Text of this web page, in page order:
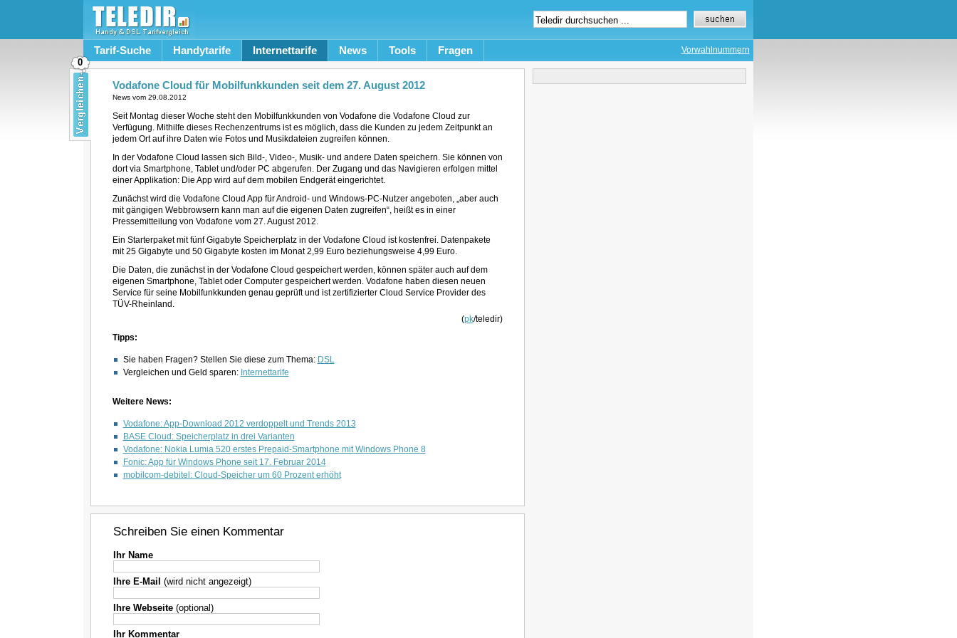
Tarif-Suche Handytarife Internettarife News Tools Fragen Vorwahlnummern
Vodafone Cloud für Mobilfunkkunden seit dem 27. August 2012
News vom 29.08.2012
Seit Montag dieser Woche steht den Mobilfunkkunden von Vodafone die Vodafone Cloud zur
Verfügung. Mithilfe dieses Rechenzentrums ist es möglich, dass die Kunden zu jedem Zeitpunkt an
jedem Ort auf ihre Daten wie Fotos und Musikdateien zugreifen können.
In der Vodafone Cloud lassen sich Bild-, Video-, Musik- und andere Daten speichern. Sie können von
dort via Smartphone, Tablet und/oder PC abgerufen. Der Zugang und das Navigieren erfolgen mittel
einer Applikation: Die App wird auf dem mobilen Endgerät eingerichtet.
Zunächst wird die Vodafone Cloud App für Android- und Windows-PC-Nutzer angeboten, „aber auch
mit gängigen Webbrowsern kann man auf die eigenen Daten zugreifen“, heißt es in einer
Pressemitteilung von Vodafone vom 27. August 2012.
Ein Starterpaket mit fünf Gigabyte Speicherplatz in der Vodafone Cloud ist kostenfrei. Datenpakete
mit 25 Gigabyte und 50 Gigabyte kosten im Monat 2,99 Euro beziehungsweise 4,99 Euro.
Die Daten, die zunächst in der Vodafone Cloud gespeichert werden, können später auch auf dem
eigenen Smartphone, Tablet oder Computer gespeichert werden. Vodafone haben diesen neuen
Service für seine Mobilfunkkunden genau geprüft und ist zertifizierter Cloud Service Provider des
TÜV-Rheinland.
(pk/teledir)
Tipps:
Sie haben Fragen? Stellen Sie diese zum Thema: DSL
Vergleichen und Geld sparen: Internettarife
Weitere News:
Vodafone: App-Download 2012 verdoppelt und Trends 2013
BASE Cloud: Speicherplatz in drei Varianten
Vodafone: Nokia Lumia 520 erstes Prepaid-Smartphone mit Windows Phone 8
Fonic: App für Windows Phone seit 17. Februar 2014
mobilcom-debitel: Cloud-Speicher um 60 Prozent erhöht
Schreiben Sie einen Kommentar
Ihr Name
Ihre E-Mail (wird nicht angezeigt)
Ihre Webseite(optional)
Ihr Kommentar
0